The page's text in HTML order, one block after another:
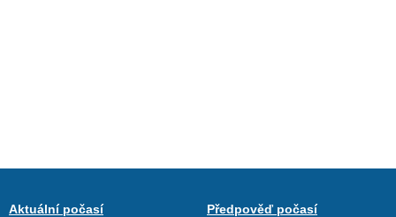
Aktuální počasí
Předpověď počasí